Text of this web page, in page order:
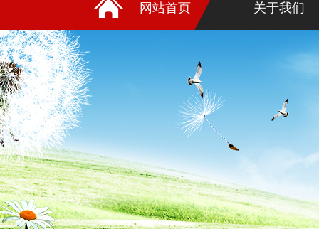
网站首页 关于我们